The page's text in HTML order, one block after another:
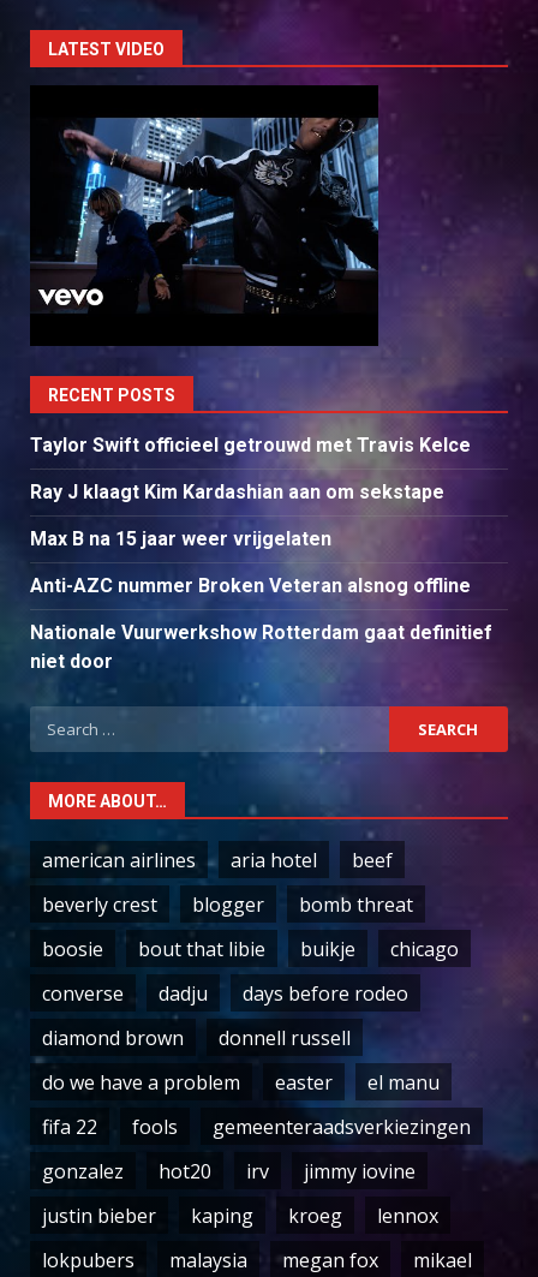
LATEST VIDEO
RECENT POSTS
Taylor Swift officieel getrouwd met Travis Kelce
Ray J klaagt Kim Kardashian aan om sekstape
Max B na 15 jaar weer vrijgelaten
Anti-AZC nummer Broken Veteran alsnog offline
Nationale Vuurwerkshow Rotterdam gaat definitief
niet door
Search
for:
MORE ABOUT…
american airlines aria hotel
beef
beverly crest
blogger
bomb threat
boosie
bout that libie buikje
chicago
converse
dadju
days before rodeo
diamond brown
donnell russell
do we have a problem
easter
el manu
fifa 22
fools
gemeenteraadsverkiezingen
gonzalez
hot20 irv
jimmy iovine
justin bieber
kaping kroeg
lennox
lokpubers
malaysia megan fox mikael